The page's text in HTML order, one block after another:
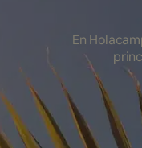
En